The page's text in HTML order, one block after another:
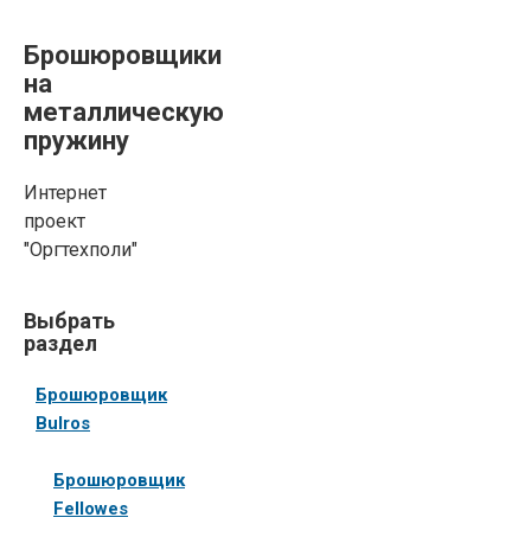
Брошюровщики
на
металлическую
пружину
Интернет
проект
"Оргтехполи"
значительным
ассортиментом
устройств:
чтобы купить
металлическую
Выбрать
раздел
Брошюровщик
Bulros
Брошюровщик
Fellowes